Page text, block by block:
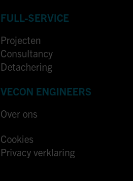
FULL-SERVICE
Projecten
Consultancy
Detachering
VECON ENGINEERS
Over ons
Cookies
Privacy verklaring